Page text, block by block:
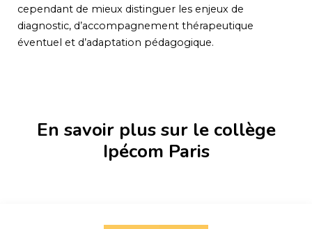
cependant de mieux distinguer les enjeux de
diagnostic, d’accompagnement thérapeutique
éventuel et d’adaptation pédagogique.
En savoir plus sur le collège
Ipécom Paris